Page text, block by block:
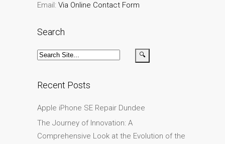
Pantalla tenue en
Opciones de servicio
rápido garantizado
Ordenadores Apple Mac
Email: Via Online Contact Form
Search
Recent Posts
Apple iPhone SE Repair Dundee
The Journey of Innovation: A
Comprehensive Look at the Evolution of the